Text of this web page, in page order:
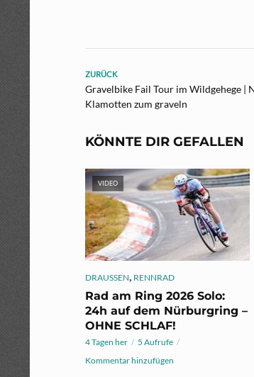
ZURÜCK
Gravelbike Fail Tour im Wildgehege |
Klamotten zum graveln
KÖNNTE DIR GEFALLEN
VIDEO
DRAUSSEN, RENNRAD
Rad am Ring 2026 Solo:
24h auf dem Nürburgring –
OHNE SCHLAF!
4 Tagen her
5 Aufrufe
Kommentar hinzufügen